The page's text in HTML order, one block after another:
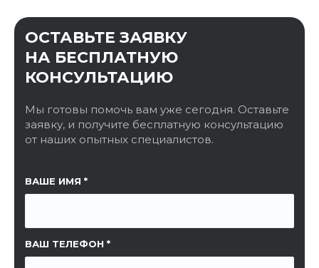
ОСТАВЬТЕ ЗАЯВКУ
НА БЕСПЛАТНУЮ
КОНСУЛЬТАЦИЮ
Мы готовы помочь вам уже сегодня. Оставьте
заявку, и получите бесплатную консультацию
от наших опытных специалистов.
ВАШЕ ИМЯ
ВАШ ТЕЛЕФОН
ССЫЛКА НА СТРАНИЦУ